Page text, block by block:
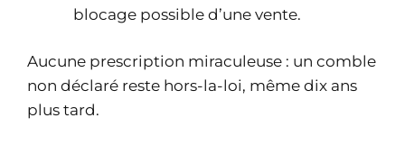
blocage possible d’une vente.
Aucune prescription miraculeuse : un comble
non déclaré reste hors-la-loi, même dix ans
plus tard.